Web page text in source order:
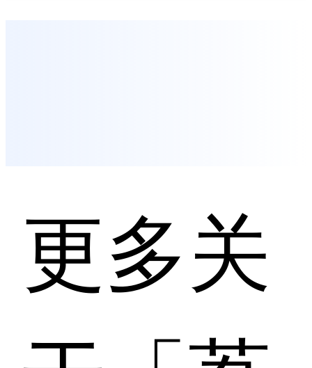
更多关